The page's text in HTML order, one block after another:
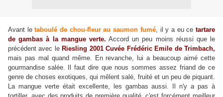
Avant letaboulé de chou-fleur au saumon fumé, il y a eu cetartare
de gambas à la mangue verte. Accord un peu moins réussi que le
précédent avec le Riesling 2001 Cuvée Frédéric Emile de Trimbach,
mais pas mal quand même. En revanche, lui a beaucoup aimé cette
gourmandise salée. Il faut dire que nous sommes assez friand de ce
genre de choses exotiques, qui mêlent salé, fruité et un peu de piquant.
La mangue verte était excellente, les gambas aussi. Il n'y a pas à